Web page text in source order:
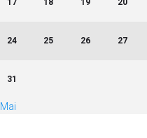
17 18 19 20
24 25 26 27
31